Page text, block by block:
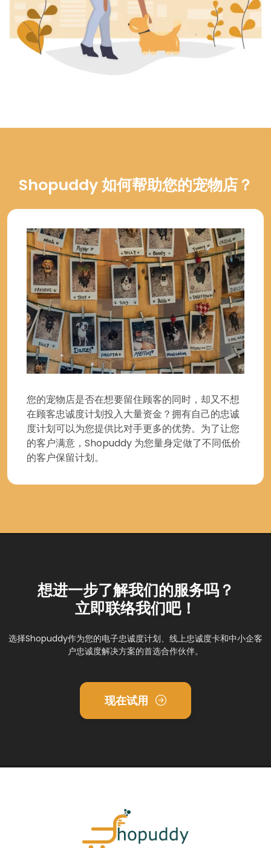
Shopuddy 如何帮助您的宠物店？
您的宠物店是否在想要留住顾客的同时，却又不想
在顾客忠诚度计划投入大量资金？拥有自己的忠诚
度计划可以为您提供比对手更多的优势。为了让您
的客户满意，Shopuddy 为您量身定做了不同低价
的客户保留计划。
想进一步了解我们的服务吗？
立即联络我们吧！
选择Shopuddy作为您的电子忠诚度计划、线上忠诚度卡和中小企客
户忠诚度解决方案的首选合作伙伴。
现在试用